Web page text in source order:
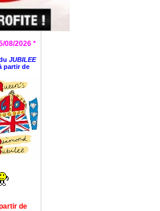
08/2026 *
JUBILEE
partir de
de